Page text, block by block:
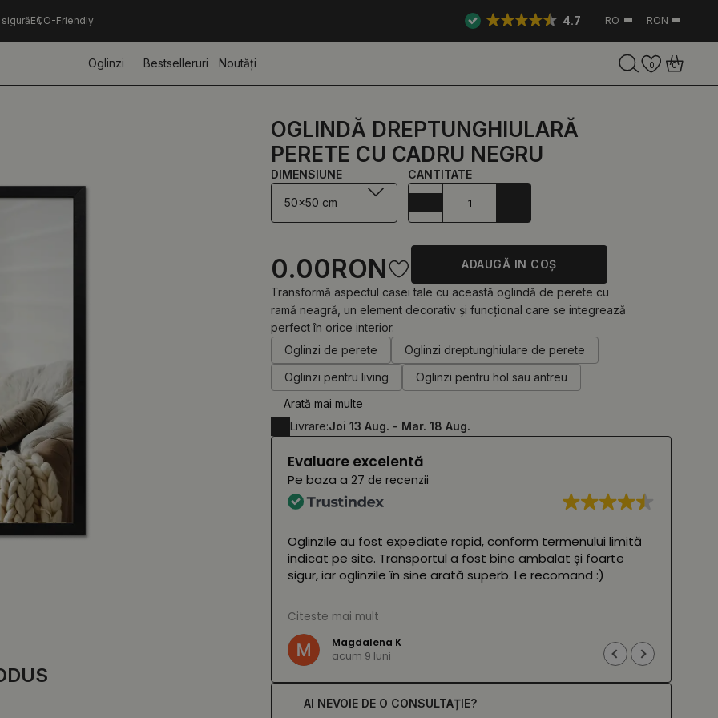
ECO-Friendly 4.7 RO RON
Oglinzi Bestselleruri Noutăți 0 0
OGLINDĂ DREPTUNGHIULARĂ
PERETE CU CADRU NEGRU
DIMENSIUNE
50x50 cm
CANTITATE
0.00RON ADAUGĂ IN COŞ
Transformă aspectul casei tale cu această oglindă de perete cu
ramă neagră, un element decorativ și funcțional care se integrează
perfect în orice interior.
Oglinzi de perete
Oglinzi dreptunghiulare de perete
Oglinzi pentru living
Oglinzi pentru hol sau antreu
Arată mai multe
Livrare:Joi 13 Aug. - Mar. 18 Aug.
Evaluare excelentă
Pe baza a 27 de recenzii
și arată uimitor 🤩 Nu le vom vedea
Oglinzile au fost expediate rapid, conform termenului limită
indicat pe site. Transportul a fost bine ambalat și foarte
sigur, iar oglinzile în sine arată superb. Le recomand :)
(Tradus de Google,
Citeste mai mult
Magdalena K
acum 9 luni
AI NEVOIE DE O CONSULTAȚIE?